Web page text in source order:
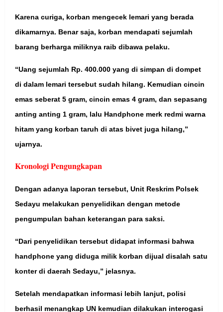
Karena curiga, korban mengecek lemari yang berada
dikamarnya. Benar saja, korban mendapati sejumlah
barang berharga miliknya raib dibawa pelaku.
“Uang sejumlah Rp. 400.000 yang di simpan di dompet
di dalam lemari tersebut sudah hilang. Kemudian cincin
emas seberat 5 gram, cincin emas 4 gram, dan sepasang
anting anting 1 gram, lalu Handphone merk redmi warna
hitam yang korban taruh di atas bivet juga hilang,”
ujarnya.
Kronologi Pengungkapan
Dengan adanya laporan tersebut, Unit Reskrim Polsek
Sedayu melakukan penyelidikan dengan metode
pengumpulan bahan keterangan para saksi.
“Dari penyelidikan tersebut didapat informasi bahwa
handphone yang diduga milik korban dijual disalah satu
konter di daerah Sedayu,” jelasnya.
Setelah mendapatkan informasi lebih lanjut, polisi
berhasil menangkap UN kemudian dilakukan interogasi